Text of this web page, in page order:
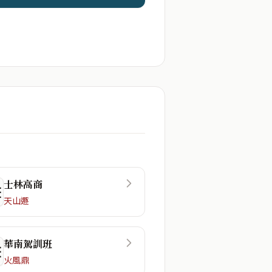
士林高商
天山遯
華南駕訓班
火風鼎